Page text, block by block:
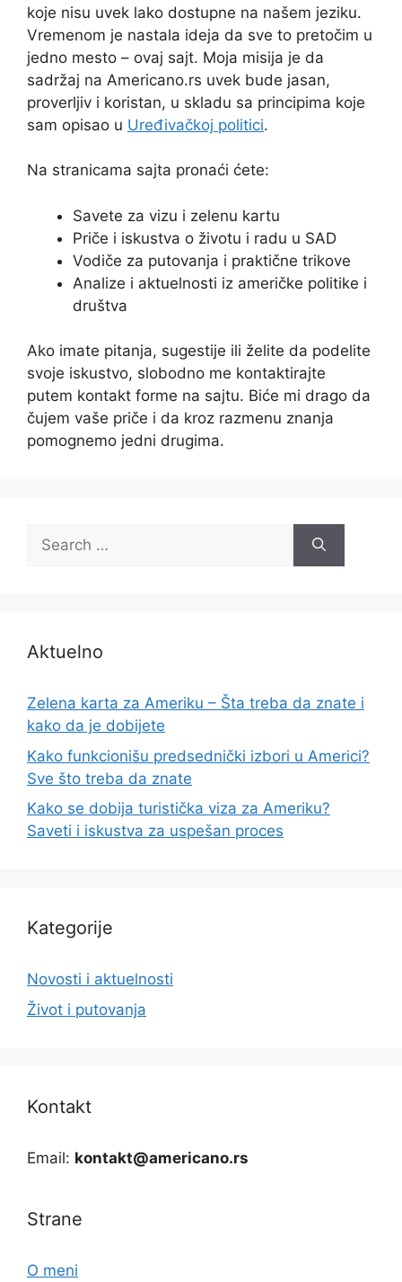
koje nisu uvek lako dostupne na našem jeziku.
Vremenom je nastala ideja da sve to pretočim u
jedno mesto – ovaj sajt. Moja misija je da
sadržaj na Americano.rs uvek bude jasan,
proverljiv i koristan, u skladu sa principima koje
sam opisao u Uređivačkoj politici.
Na stranicama sajta pronaći ćete:
Savete za vizu i zelenu kartu
Priče i iskustva o životu i radu u SAD
Vodiče za putovanja i praktične trikove
Analize i aktuelnosti iz američke politike i
društva
Ako imate pitanja, sugestije ili želite da podelite
svoje iskustvo, slobodno me kontaktirajte
putem kontakt forme na sajtu. Biće mi drago da
čujem vaše priče i da kroz razmenu znanja
pomognemo jedni drugima.
Search
for:
Aktuelno
Zelena karta za Ameriku – Šta treba da znate i
kako da je dobijete
Kako funkcionišu predsednički izbori u Americi?
Sve što treba da znate
Kako se dobija turistička viza za Ameriku?
Saveti i iskustva za uspešan proces
Kategorije
Novosti i aktuelnosti
Život i putovanja
Kontakt
Email: kontakt@americano.rs
Strane
O meni